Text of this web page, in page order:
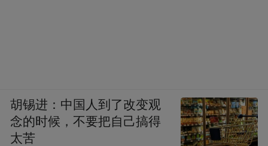
胡锡进：中国人到了改变观
念的时候，不要把自己搞得
太苦